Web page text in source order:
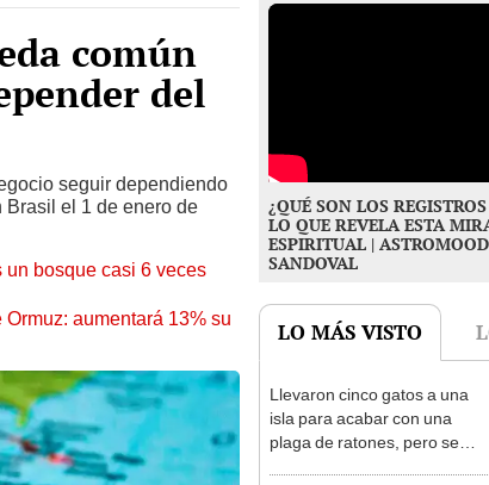
común
del
Brasil el 1 de enero de
aumentará 13% su
¿QUÉ SON LOS
LO QUE REVELA ESTA
ESPIRITUAL | ASTROMOOD
SANDOVAL
LO MÁS VISTO
isla para acabar con una
plaga de ratones, pero se
convirtieron en una amenaza
y desataron un desastre